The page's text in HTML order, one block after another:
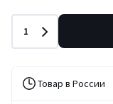
Количество
1
Товар в России